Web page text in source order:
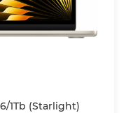
1Tb (Starlight)